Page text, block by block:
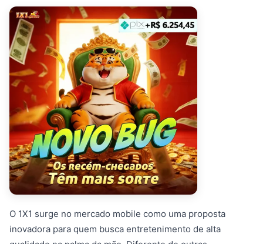
O 1X1 surge no mercado mobile como uma proposta
inovadora para quem busca entretenimento de alta